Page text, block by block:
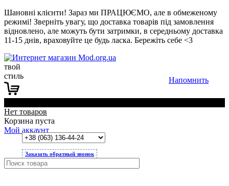
Шановні клієнти! Зараз ми ПРАЦЮЄМО, але в обмеженому
режимі! Зверніть увагу, що доставка товарів під замовлення
відновлено, але можуть бути затримки, в середньому доставка
11-15 днів, враховуйте це будь ласка. Бережіть себе <3
твой
стиль
Нет товаров
Корзина пуста
Мой аккаунт
Заказать обратный звонок
Напомнить